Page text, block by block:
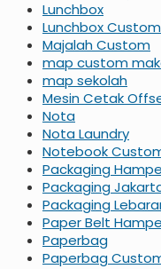
Lunchbox
Lunchbox Custom
Majalah Custom
map custom
map sekolah
Mesin Cetak
Nota
Nota Laundry
Notebook
Packaging
Packaging
Packaging
Paper Belt
Paperbag
Paperbag